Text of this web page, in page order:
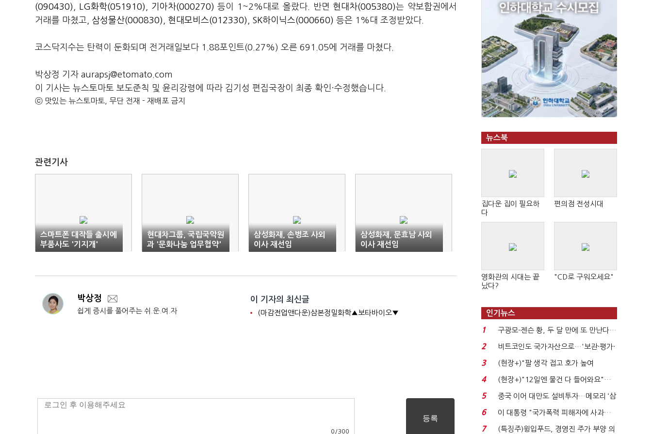
(090430) LG화학(051910) 기아차(000270) 등이 1~2%대로 올랐다. 반면 현대차(005380)는 약보합권에서
거래를 마쳤고, 삼성물산(000830) 현대모비스(012330) SK하이닉스(000660) 등은 1%대 조정받았다.
코스닥지수는 탄력이 둔화되며 전거래일보다 1.88포인트(0.27%) 오른 691.05에 거래를 마쳤다.
박상정 기자 aurapsj@etomato.com
이 기사는 뉴스토마토 보도준칙 및 윤리강령에 따라 김기성 편집국장이 최종 확인·수정했습니다.
ⓒ 맛있는 뉴스토마토, 무단 전재 - 재배포 금지
관련기사
스마트폰 대작들 출시에
부품사도 '기지개'
현대차그룹, 국립국악원
과 '문화나눔 업무협약'
체결
삼성화재, 손병조 사외
이사 재선임
삼성화재, 문효남 사외
이사 재선임
박상정
쉽게 증시를 풀어주는 쉬.운.여.자
이 기자의 최신글
(마감전업앤다운)삼본정밀화학▲보타바이오▼
0 /300
뉴스북
집다운 집이 필요하
다
편의점 전성시대
영화관의 시대는 끝
났다?
"CD로 구워오세요"
인기뉴스
1
구광모-젠슨 황, 두 달 만에 또 만난다…
로봇·AI 등 논...
2
비트코인도 국가자산으로…'보관·평가·
처분' 기준은 ...
3
(현장+)"팔 생각 접고 호가 높여
요"…'덜 똘똘한 한 채' 20...
4
(현장+)"12일엔 물건 다 들어와요"…
빈 매대 채우며 문 연 ...
5
중국 이어 대만도 설비투자…메모리 ‘삼
국전쟁’
6
이 대통령 "국가폭력 피해자에 사과…
적극적 조사로 진...
7 (특징주)윙입푸드, 경영진 주가 부양 의